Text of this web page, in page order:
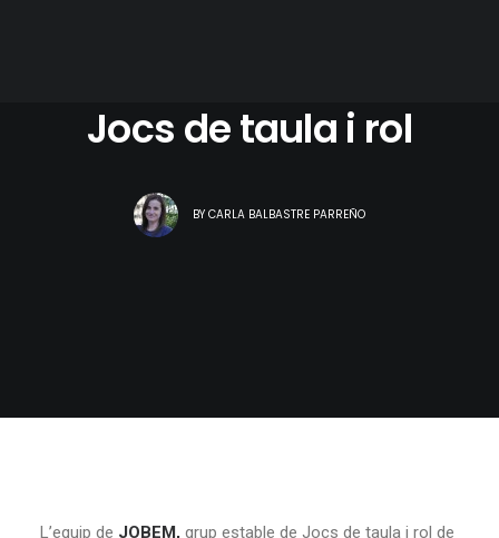
Jocs de taula i rol
BYCARLA BALBASTRE PARREÑO
L’equip de JOBEM, grup estable de Jocs de taula i rol de